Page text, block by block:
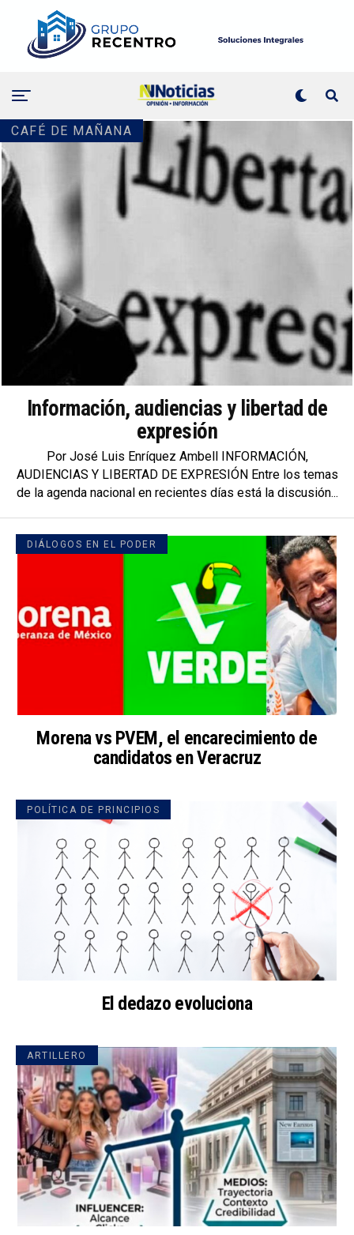
CAFÉ DE MAÑANA
Información, audiencias y libertad de
expresión
Por José Luis Enríquez Ambell INFORMACIÓN,
AUDIENCIAS Y LIBERTAD DE EXPRESIÓN Entre los temas
de la agenda nacional en recientes días está la discusión...
DIÁLOGOS EN EL PODER
Morena vs PVEM, el encarecimiento de
candidatos en Veracruz
POLÍTICA DE PRINCIPIOS
El dedazo evoluciona
ARTILLERO